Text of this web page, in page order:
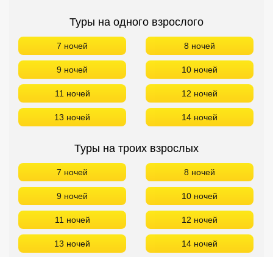
Туры на одного взрослого
7 ночей 8 ночей
9 ночей 10 ночей
11 ночей 12 ночей
13 ночей 14 ночей
Туры на троих взрослых
7 ночей 8 ночей
9 ночей 10 ночей
11 ночей 12 ночей
13 ночей 14 ночей